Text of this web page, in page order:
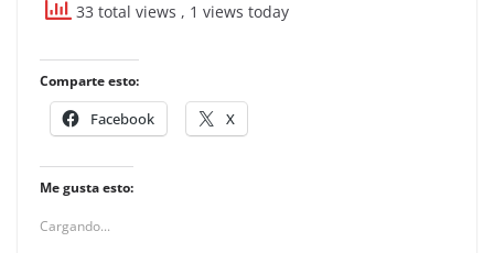
33 total views , 1 views today
Comparte esto:
Facebook X
Me gusta esto:
Cargando...